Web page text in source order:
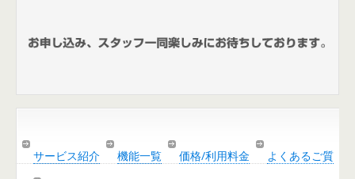
サービス紹介 機能一覧 価格/利用料金 よくあるご質